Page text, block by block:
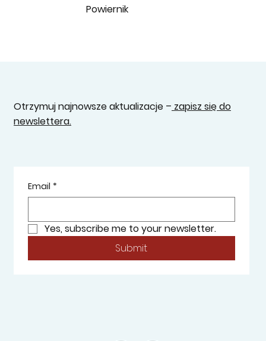
Powiernik
Otrzymuj najnowsze aktualizacje – zapisz się do
newslettera.
Email *
Yes, subscribe me to your newsletter.
Submit